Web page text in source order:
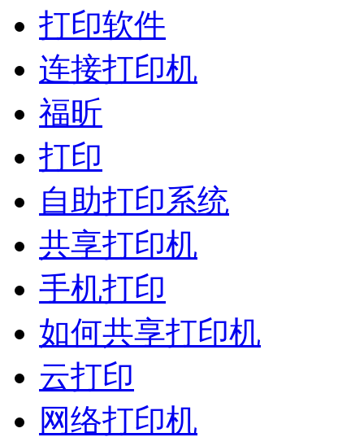
打印软件
连接打印机
福昕
打印
自助打印系统
共享打印机
手机打印
如何共享打印机
云打印
网络打印机